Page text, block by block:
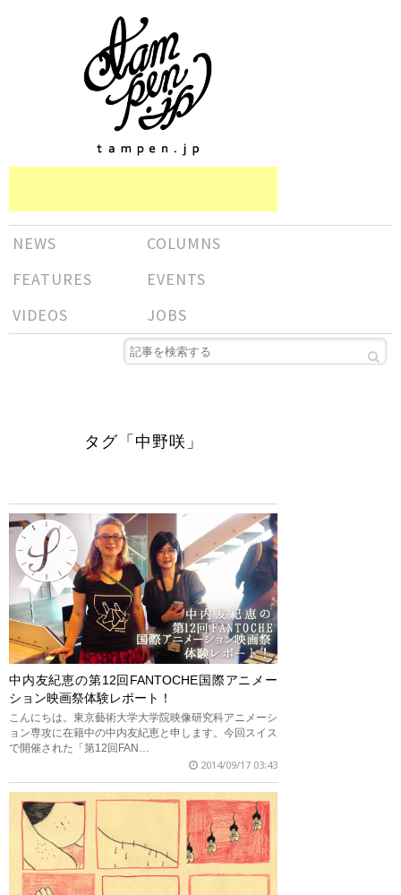
NEWS
COLUMNS
FEATURES
EVENTS
VIDEOS
JOBS
タグ「中野咲」
中内友紀恵の第12回FANTOCHE国際アニメー
ション映画祭体験レポート！
こんにちは。東京藝術大学大学院映像研究科アニメーシ
ョン専攻に在籍中の中内友紀恵と申します。今回スイス
で開催された「第12回FAN…
2014/09/17 03:43